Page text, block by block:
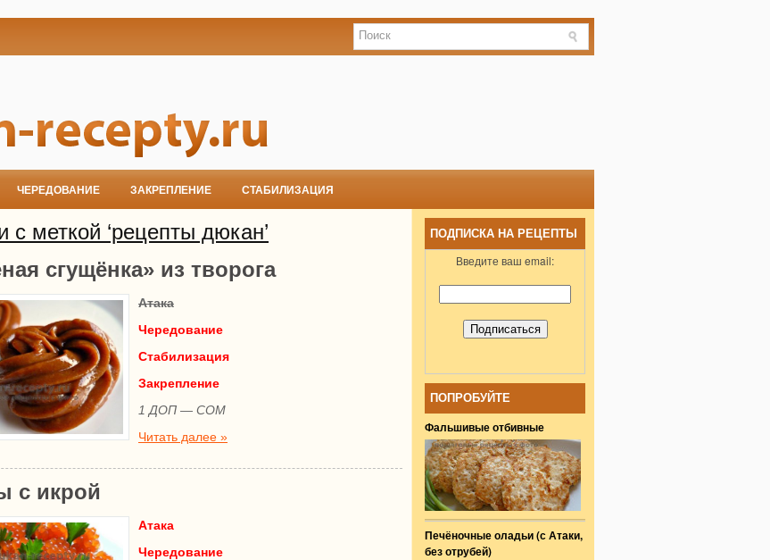
ЧЕРЕДОВАНИЕ ЗАКРЕПЛЕНИЕ СТАБИЛИЗАЦИЯ
с меткой ‘рецепты дюкан’
сгущёнка» из творога
Атака
Чередование
Стабилизация
Закрепление
1 ДОП — СОМ
Читать далее »
с икрой
Атака
Чередование
ПОДПИСКА НА РЕЦЕПТЫ
Введите ваш email:
ПОПРОБУЙТЕ
Фальшивые отбивные
Печёночные оладьи (с Атаки,
без отрубей)